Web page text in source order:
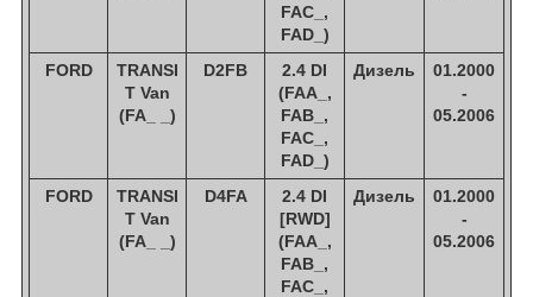
FAC_,
FAD_)
FORD
TRANSI
T Van
(FA_ _)
D2FB
2.4 DI
(FAA_,
FAB_,
FAC_,
FAD_)
Дизель
01.2000
-
05.2006
FORD
TRANSI
T Van
(FA_ _)
D4FA
2.4 DI
[RWD]
(FAA_,
FAB_,
FAC_,
Дизель
01.2000
-
05.2006